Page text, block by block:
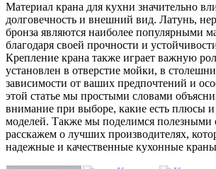
Материал крана для кухни значительно
долговечность и внешний вид. Латунь,
бронза являются наиболее популярными
благодаря своей прочности и
Крепление крана также играет важную
установлен в отверстие мойки, в
зависимости от ваших предпочтений и
этой статье мы простыми словами
внимание при выборе, какие есть плюсы
моделей. Также мы поделимся полезными
расскажем о лучших производителях,
надежные и качественные кухонные